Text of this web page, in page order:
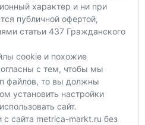
характер и ни при
публичной офертой,
статьи 437 Гражданского
cookie и похожие
с тем, чтобы мы
файлов, то вы должны
установить настройки
сайт.
сайта metrica-markt.ru без